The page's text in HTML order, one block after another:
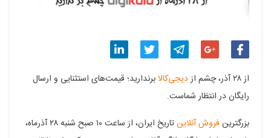
گذاری
در
گذاری
گذاری
در
در
از ۲۸ آذر، چشم از دیجی‌کالابرندارید؛ قیمت‌های استثنایی و ارسال
رایگان در انتظار شماست.
بزرگترین فروش آنلاین
تاریخ ایران، از ساعت ۱۰ صبح شنبه ۲۸ آذرماه،